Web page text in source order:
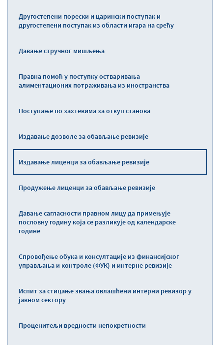
Другостепени порески и царински поступак и
другостепени поступак из области игара на срећу
Давање стручног мишљења
Правна помоћ у поступку остваривања
алиментационих потраживања из иностранства
Поступање по захтевима за откуп станова
Издавање дозволе за обављање ревизије
Издавање лиценци за обављање ревизије
Продужење лиценци за обављање ревизије
Давање сагласности правном лицу да примењује
пословну годину која се разликује од календарске
године
Спровођење обука и консултације из финансијског
управљања и контроле (ФУК) и интерне ревизије
Испит за стицање звања овлашћени интерни ревизор у
јавном сектору
Проценитељи вредности непокретности